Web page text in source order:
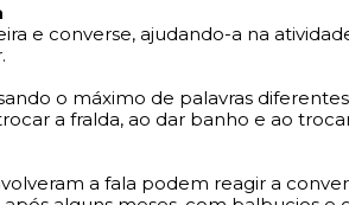
e converse, ajudando-a na
o máximo de palavras
a fralda, ao dar banho e ao
a fala podem reagir a